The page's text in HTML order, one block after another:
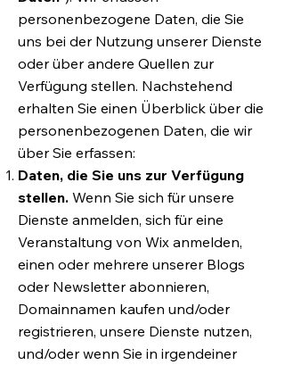
personenbezogene Daten, die Sie
uns bei der Nutzung unserer Dienste
oder über andere Quellen zur
Verfügung stellen. Nachstehend
erhalten Sie einen Überblick über die
personenbezogenen Daten, die wir
über Sie erfassen:
Daten, die Sie uns zur Verfügung
stellen. Wenn Sie sich für unsere
Dienste anmelden, sich für eine
Veranstaltung von Wix anmelden,
einen oder mehrere unserer Blogs
oder Newsletter abonnieren,
Domainnamen kaufen und/oder
registrieren, unsere Dienste nutzen,
und/oder wenn Sie in irgendeiner